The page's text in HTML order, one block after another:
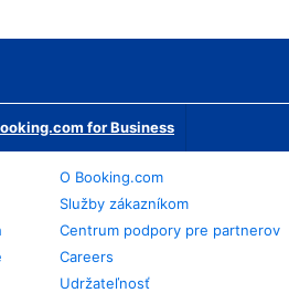
for Business
O Booking.com
Služby zákazníkom
Centrum podpory pre partnerov
Careers
Udržateľnosť